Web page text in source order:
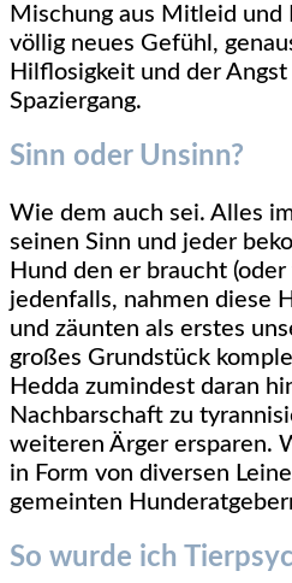
Mischung aus Mitleid und
völlig neues Gefühl,
Hilflosigkeit und der
Spaziergang.
Sinn oder Unsinn?
Wie dem auch sei. Alles
seinen Sinn und jeder
Hund den er braucht
jedenfalls, nahmen diese
und zäunten als erstes
großes Grundstück
Hedda zumindest daran
Nachbarschaft zu
weiteren Ärger ersparen.
in Form von diversen
gemeinten
So wurde ich